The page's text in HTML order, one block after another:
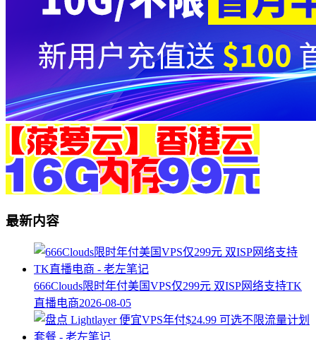
最新内容
666Clouds限时年付美国VPS仅299元 双ISP网络支持TK
直播电商2026-08-05